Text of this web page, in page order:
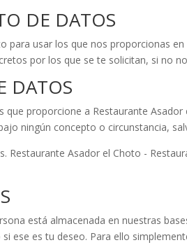
DE DATOS
usar los que nos proporcionas
por los que se te solicitan, si no
DATOS
proporcione a Restaurante
ningún concepto o circunstancia,
Asador el Choto -
está almacenada en nuestras
es tu deseo. Para ello